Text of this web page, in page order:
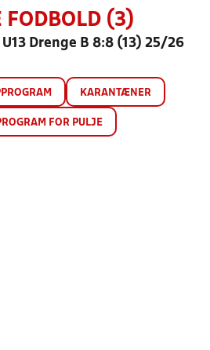
FODBOLD (3)
Drenge B 8:8 (13) 25/26
KARANTÆNER
FOR PULJE